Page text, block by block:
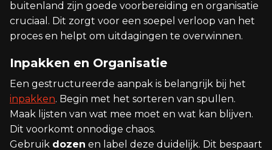
buitenland zijn goede voorbereiding en organisatie
cruciaal. Dit zorgt voor een soepel verloop van het
proces en helpt om uitdagingen te overwinnen.
Inpakken en Organisatie
Een gestructureerde aanpak is belangrijk bij het
inpakken. Begin met het sorteren van spullen.
Maak lijsten van wat mee moet en wat kan blijven.
Dit voorkomt onnodige chaos.
Gebruik dozen en label deze duidelijk. Dit bespaart